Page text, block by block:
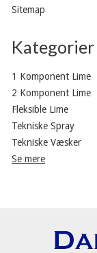
Sitemap
Kategorier
1 Komponent Lime
2 Komponent Lime
Fleksible Lime
Tekniske Spray
Tekniske Væsker
Se mere